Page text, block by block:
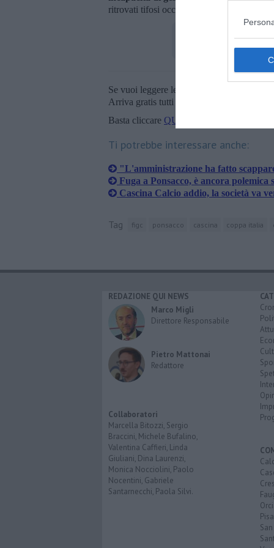
ritrovati tifosi occasionali".
Se vuoi leggere le notizie principali della
Arriva gratis tutti i giorni alle 20:00
Basta cliccare QUI
Ti potrebbe interessare anche:
"L'amministrazione ha fatto
Fuga a Ponsacco, è ancora polemica
Cascina Calcio addio, la società va
Tag figc ponsacco cascina coppa italia
REDAZIONE QUI NEWS
Marco Migli
Direttore Responsabile
Pietro Mattonai
Redattore
Collaboratori
Marcella Bitozzi, Sergio
Braccini, Michele Bufalino,
Valentina Caffieri, Linda
Giuliani, Dina Laurenzi,
Monica Nocciolini, Paolo
Nocentini, Gabriele
Santarnecchi, Paola Silvi.
Pisa